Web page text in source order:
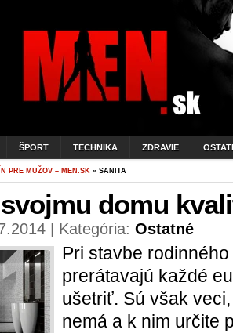
ŠPORT TECHNIKA ZDRAVIE
PRE MUŽOV – MEN.SK » SANITA
domu
| Kategória: Ostatné
Pri stavbe
prerátavajú každé
ušetriť. Sú však
nemá a k nim určite